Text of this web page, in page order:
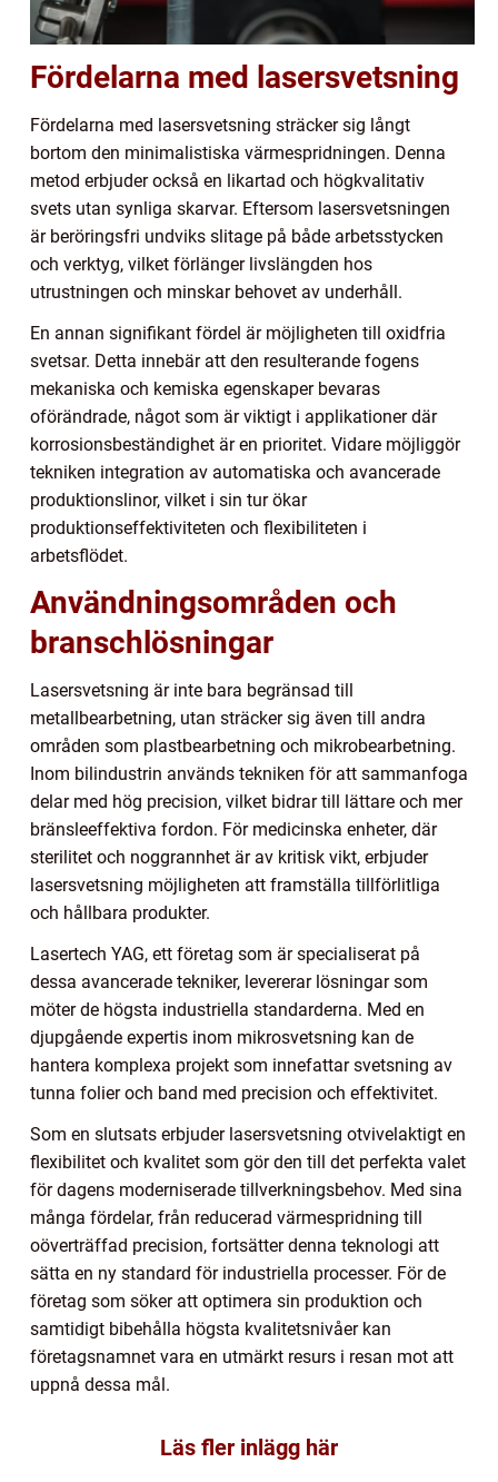
Fördelarna med lasersvetsning
Fördelarna med lasersvetsning sträcker sig långt
bortom den minimalistiska värmespridningen. Denna
metod erbjuder också en likartad och högkvalitativ
svets utan synliga skarvar. Eftersom lasersvetsningen
är beröringsfri undviks slitage på både arbetsstycken
och verktyg, vilket förlänger livslängden hos
utrustningen och minskar behovet av underhåll.
En annan signifikant fördel är möjligheten till oxidfria
svetsar. Detta innebär att den resulterande fogens
mekaniska och kemiska egenskaper bevaras
oförändrade, något som är viktigt i applikationer där
korrosionsbeständighet är en prioritet. Vidare möjliggör
tekniken integration av automatiska och avancerade
produktionslinor, vilket i sin tur ökar
produktionseffektiviteten och flexibiliteten i
arbetsflödet.
Användningsområden och
branschlösningar
Lasersvetsning är inte bara begränsad till
metallbearbetning, utan sträcker sig även till andra
områden som plastbearbetning och mikrobearbetning.
Inom bilindustrin används tekniken för att sammanfoga
delar med hög precision, vilket bidrar till lättare och mer
bränsleeffektiva fordon. För medicinska enheter, där
sterilitet och noggrannhet är av kritisk vikt, erbjuder
lasersvetsning möjligheten att framställa tillförlitliga
och hållbara produkter.
Lasertech YAG, ett företag som är specialiserat på
dessa avancerade tekniker, levererar lösningar som
möter de högsta industriella standarderna. Med en
djupgående expertis inom mikrosvetsning kan de
hantera komplexa projekt som innefattar svetsning av
tunna folier och band med precision och effektivitet.
Som en slutsats erbjuder lasersvetsning otvivelaktigt en
flexibilitet och kvalitet som gör den till det perfekta valet
för dagens moderniserade tillverkningsbehov. Med sina
många fördelar, från reducerad värmespridning till
oöverträffad precision, fortsätter denna teknologi att
sätta en ny standard för industriella processer. För de
företag som söker att optimera sin produktion och
samtidigt bibehålla högsta kvalitetsnivåer kan
företagsnamnet vara en utmärkt resurs i resan mot att
uppnå dessa mål.
Läs fler inlägg här